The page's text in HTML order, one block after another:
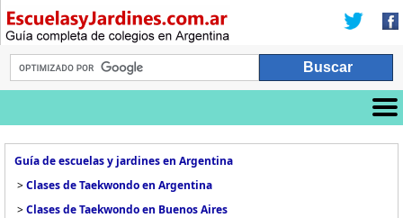
Guía de escuelas y jardines en Argentina
>Clases de Taekwondo en Argentina
>Clases de Taekwondo en Buenos Aires